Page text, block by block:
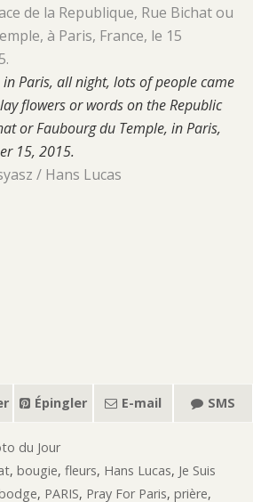
de la Republique, Rue Bichat ou
à Paris, France, le 15
Paris, all night, lots of people came
flowers or words on the Republic
or Faubourg du Temple, in Paris,
15, 2015.
/ Hans Lucas
Épingler E-mail SMS
du Jour
, bougie, fleurs, Hans Lucas, Je Suis
, PARIS, Pray For Paris, prière,